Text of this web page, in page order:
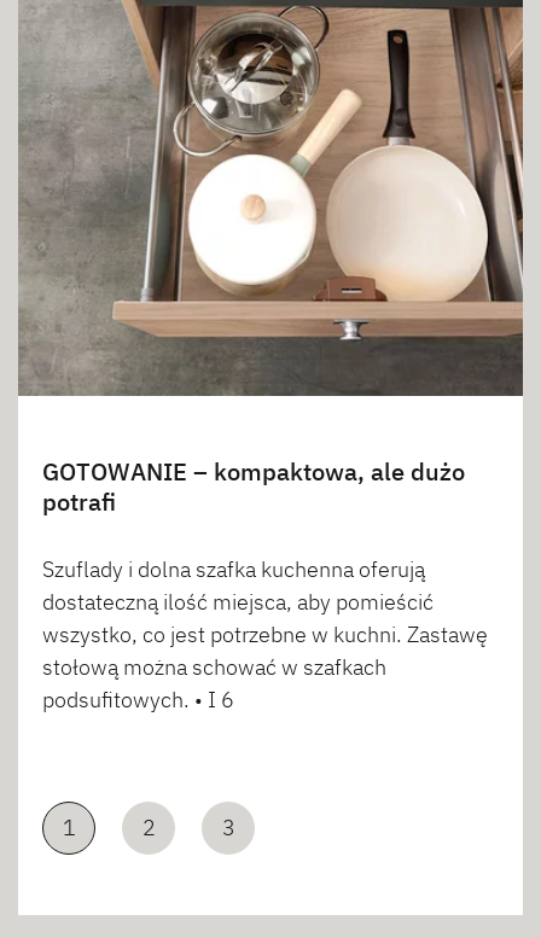
GOTOWANIE – kompaktowa, ale dużo
potrafi
Szuflady i dolna szafka kuchenna oferują
dostateczną ilość miejsca, aby pomieścić
wszystko, co jest potrzebne w kuchni. Zastawę
stołową można schować w szafkach
podsufitowych. • I 6
1 2 3